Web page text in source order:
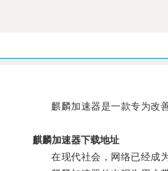
麒麟加速器是一款专为改善
麒麟加速器下载地址
在现代社会，网络已经成为